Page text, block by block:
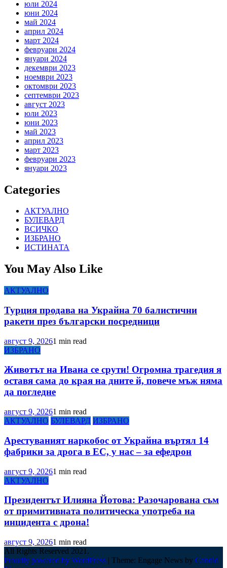
юли 2024
юни 2024
май 2024
април 2024
март 2024
февруари 2024
януари 2024
декември 2023
ноември 2023
октомври 2023
септември 2023
август 2023
юли 2023
юни 2023
май 2023
април 2023
март 2023
февруари 2023
януари 2023
Categories
АКТУАЛНО
БУЛЕВАРД
ВСИЧКО
ИЗБРАНО
ИСТИНАТА
You May Also Like
АКТУАЛНО
Турция продава на Украйна 70 балистични
ракети през български посредници
август 9, 20261 min read
ИЗБРАНО
Животът на Ивана се срути! Огромна трагедия я
оставя сама до края на дните й, повече мъж няма
да погледне
август 9, 20261 min read
АКТУАЛНО БУЛЕВАРД ИЗБРАНО
Арестуваният наркобос от Украйна въртял 14
фабрики за дрога в ЕС, у нас – за ефедрон
август 9, 20261 min read
АКТУАЛНО
Президентът Илияна Йотова: Разочарована съм
от примитивната политическа употреба на
инцидента с дрона!
август 9, 20261 min read
All Rights Reserved 2021.
Proudly powered by WordPress | Theme: Engage News by Candid